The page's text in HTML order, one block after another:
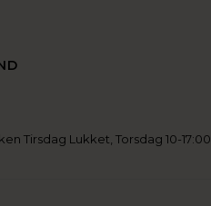
Tirsdag Lukket, Torsdag 10-17:00.